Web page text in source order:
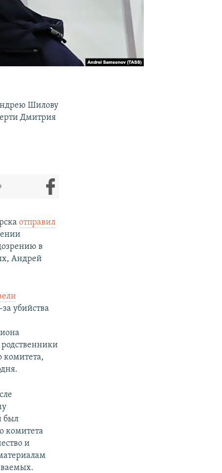
Шилову
Дмитрия
отправил
в
Андрей
убийства
комитета,
был
комитета
и